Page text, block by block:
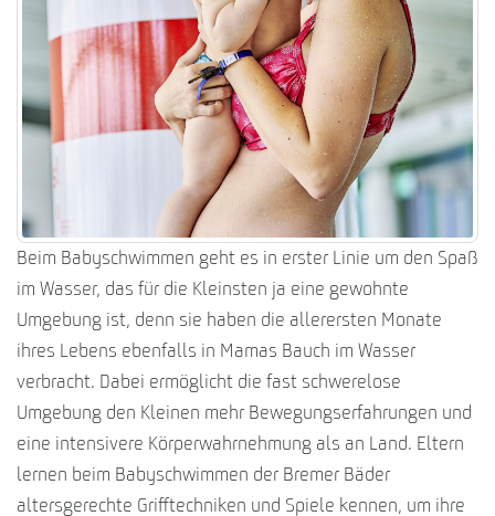
Beim Babyschwimmen geht es in erster Linie um den Spaß
im Wasser, das für die Kleinsten ja eine gewohnte
Umgebung ist, denn sie haben die allerersten Monate
ihres Lebens ebenfalls in Mamas Bauch im Wasser
verbracht. Dabei ermöglicht die fast schwerelose
Umgebung den Kleinen mehr Bewegungserfahrungen und
eine intensivere Körperwahrnehmung als an Land. Eltern
lernen beim Babyschwimmen der Bremer Bäder
altersgerechte Grifftechniken und Spiele kennen, um ihre